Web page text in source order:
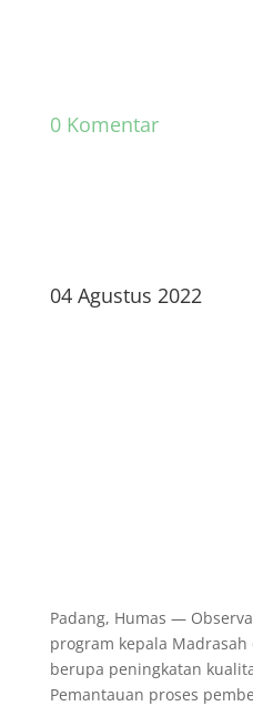
0 Komentar
04 Agustus 2022
Padang, Humas —
program kepala
berupa peningkatan
Pemantauan proses